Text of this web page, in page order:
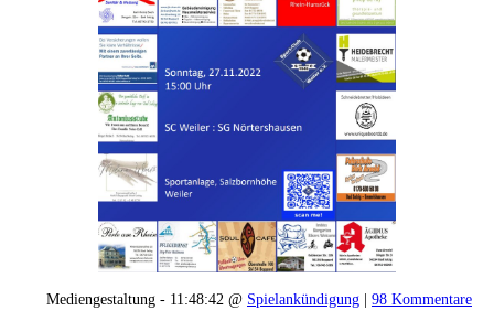
Mediengestaltung - 11:48:42 @ Spielankündigung | 98 Kommentare